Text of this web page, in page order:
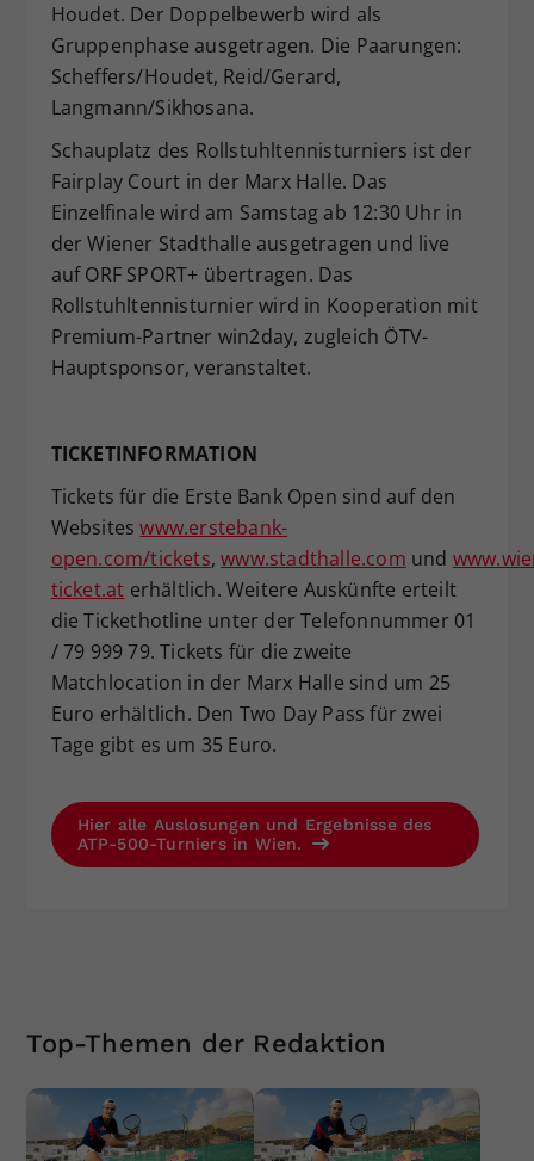
Houdet. Der Doppelbewerb wird als
Gruppenphase ausgetragen. Die Paarungen:
Scheffers/Houdet, Reid/Gerard,
Langmann/Sikhosana.
Schauplatz des Rollstuhltennisturniers ist der
Fairplay Court in der Marx Halle. Das
Einzelfinale wird am Samstag ab 12:30 Uhr in
der Wiener Stadthalle ausgetragen und live
auf ORF SPORT+ übertragen. Das
Rollstuhltennisturnier wird in Kooperation mit
Premium-Partner win2day, zugleich ÖTV-
Hauptsponsor, veranstaltet.
TICKETINFORMATION
Tickets für die Erste Bank Open sind auf den
Websiteswww.erstebank-
open.com/tickets,www.stadthalle.com und
ticket.at erhältlich. Weitere Auskünfte erteilt
die Tickethotline unter der Telefonnummer 01
/ 79 999 79. Tickets für die zweite
Matchlocation in der Marx Halle sind um 25
Euro erhältlich. Den Two Day Pass für zwei
Tage gibt es um 35 Euro.
Hier alle Auslosungen und Ergebnisse des
ATP-500-Turniers in Wien.
Top-Themen der Redaktion